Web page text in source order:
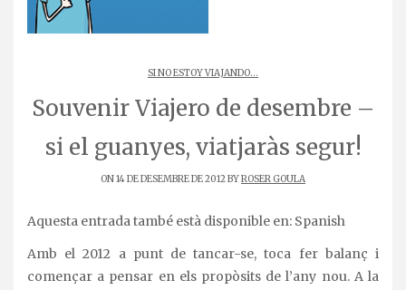
SI NO ESTOY VIAJANDO...
Souvenir Viajero de desembre –
si el guanyes, viatjaràs segur!
ON 14 DE DESEMBRE DE 2012 BYROSER GOULA
Aquesta entrada també està disponible en: Spanish
Amb el 2012 a punt de tancar-se, toca fer balanç i
començar a pensar en els propòsits de l’any nou. A la